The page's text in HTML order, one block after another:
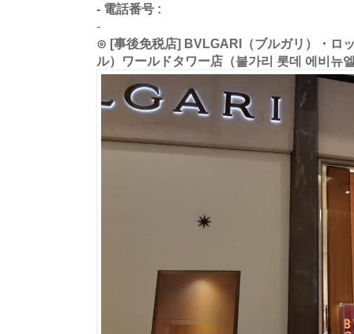
- 電話番号 :
-
⊙ [事後免税店] BVLGARI（ブルガリ）・ロ
ル）ワールドタワー店（불가리 롯데 에비뉴